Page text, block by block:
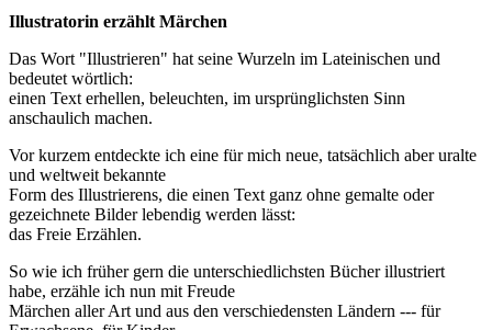
Illustratorin erzählt Märchen
Das Wort "Illustrieren" hat seine Wurzeln im Lateinischen und
bedeutet wörtlich:
einen Text erhellen, beleuchten, im ursprünglichsten Sinn
anschaulich machen.
Vor kurzem entdeckte ich eine für mich neue, tatsächlich aber uralte
und weltweit bekannte
Form des Illustrierens, die einen Text ganz ohne gemalte oder
gezeichnete Bilder lebendig werden lässt:
das Freie Erzählen.
So wie ich früher gern die unterschiedlichsten Bücher illustriert
habe, erzähle ich nun mit Freude
Märchen aller Art und aus den verschiedensten Ländern --- für